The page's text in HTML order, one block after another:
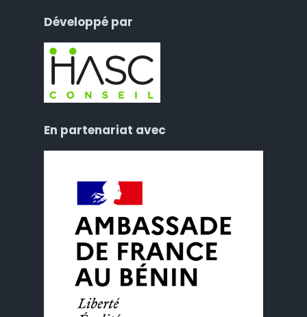
Développé par
En partenariat avec